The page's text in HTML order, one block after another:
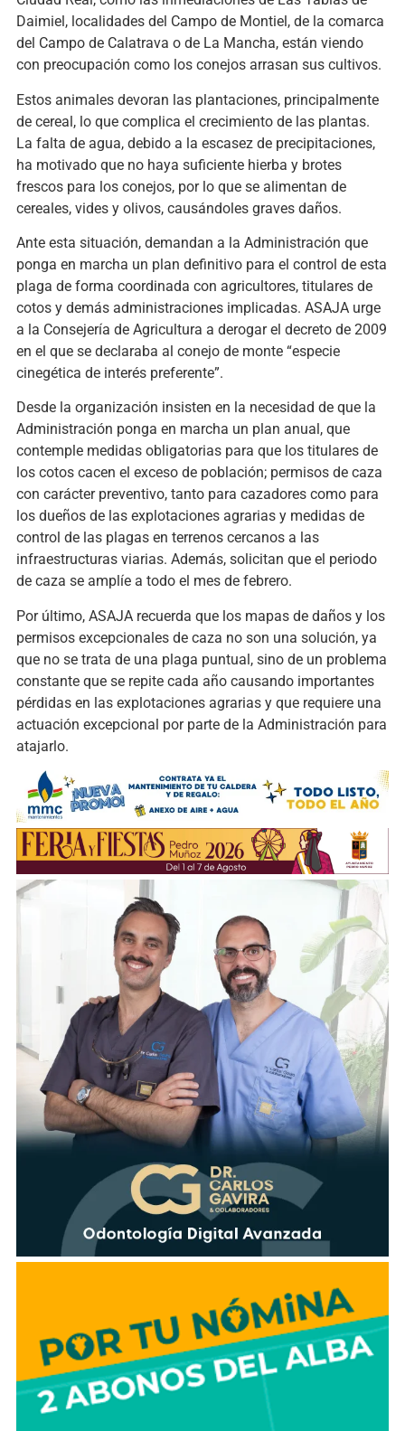
Daimiel, localidades del Campo de Montiel, de la comarca
del Campo de Calatrava o de La Mancha, están viendo
con preocupación como los conejos arrasan sus cultivos.
Estos animales devoran las plantaciones, principalmente
de cereal, lo que complica el crecimiento de las plantas.
La falta de agua, debido a la escasez de precipitaciones,
ha motivado que no haya suficiente hierba y brotes
frescos para los conejos, por lo que se alimentan de
cereales, vides y olivos, causándoles graves daños.
Ante esta situación, demandan a la Administración que
ponga en marcha un plan definitivo para el control de esta
plaga de forma coordinada con agricultores, titulares de
cotos y demás administraciones implicadas. ASAJA urge
a la Consejería de Agricultura a derogar el decreto de 2009
en el que se declaraba al conejo de monte “especie
cinegética de interés preferente”.
Desde la organización insisten en la necesidad de que la
Administración ponga en marcha un plan anual, que
contemple medidas obligatorias para que los titulares de
los cotos cacen el exceso de población; permisos de caza
con carácter preventivo, tanto para cazadores como para
los dueños de las explotaciones agrarias y medidas de
control de las plagas en terrenos cercanos a las
infraestructuras viarias. Además, solicitan que el periodo
de caza se amplíe a todo el mes de febrero.
Por último, ASAJA recuerda que los mapas de daños y los
permisos excepcionales de caza no son una solución, ya
que no se trata de una plaga puntual, sino de un problema
constante que se repite cada año causando importantes
pérdidas en las explotaciones agrarias y que requiere una
actuación excepcional por parte de la Administración para
atajarlo.